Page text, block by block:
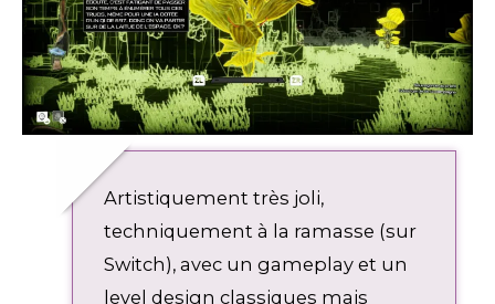
Artistiquement très joli,
techniquement à la ramasse (sur
Switch), avec un gameplay et un
level design classiques mais